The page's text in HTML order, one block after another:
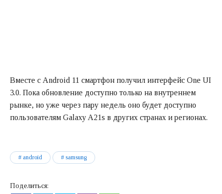
Вместе с Android 11 смартфон получил интерфейс One UI
3.0. Пока обновление доступно только на внутреннем
рынке, но уже через пару недель оно будет доступно
пользователям Galaxy A21s в других странах и регионах.
android samsung
Поделиться: